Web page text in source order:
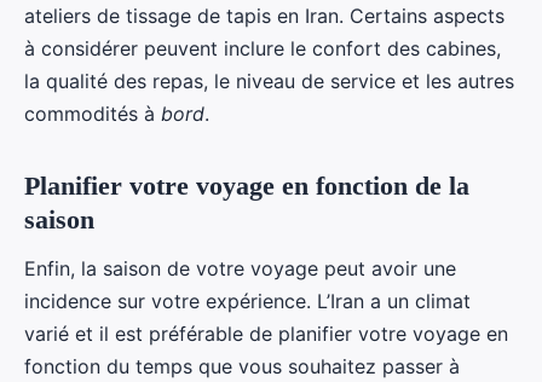
ateliers de tissage de tapis en Iran. Certains aspects
à considérer peuvent inclure le confort des cabines,
la qualité des repas, le niveau de service et les autres
commodités à bord.
Planifier votre voyage en fonction de la
saison
Enfin, la saison de votre voyage peut avoir une
incidence sur votre expérience. L’Iran a un climat
varié et il est préférable de planifier votre voyage en
fonction du temps que vous souhaitez passer à